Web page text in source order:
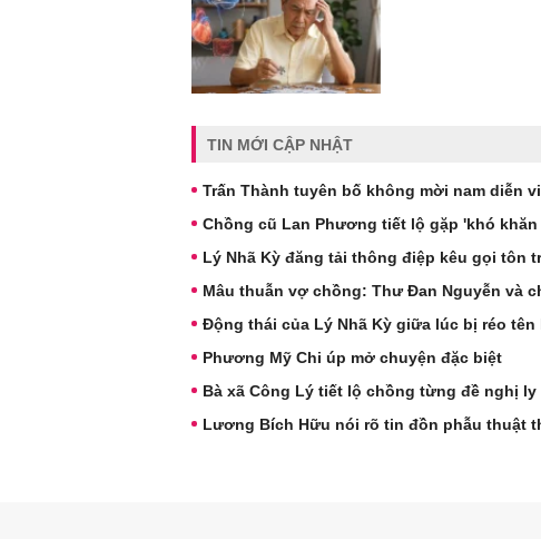
TIN MỚI CẬP NHẬT
Trấn Thành tuyên bố không mời nam diễn
Chồng cũ Lan Phương tiết lộ gặp 'khó
Lý Nhã Kỳ đăng tải thông điệp kêu gọi tôn
Mâu thuẫn vợ chồng: Thư Đan Nguyễn và
Động thái của Lý Nhã Kỳ giữa lúc bị réo tên
Phương Mỹ Chi úp mở chuyện đặc biệt
Bà xã Công Lý tiết lộ chồng từng đề nghị
Lương Bích Hữu nói rõ tin đồn phẫu thuật